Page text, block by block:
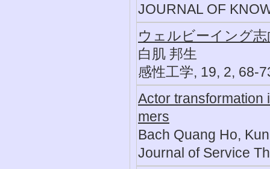
JOURNAL OF
ウェルビーイング
白肌 邦生
感性工学, 19, 2, 68-
Actor transformation
mers
Bach Quang Ho,
Journal of Service